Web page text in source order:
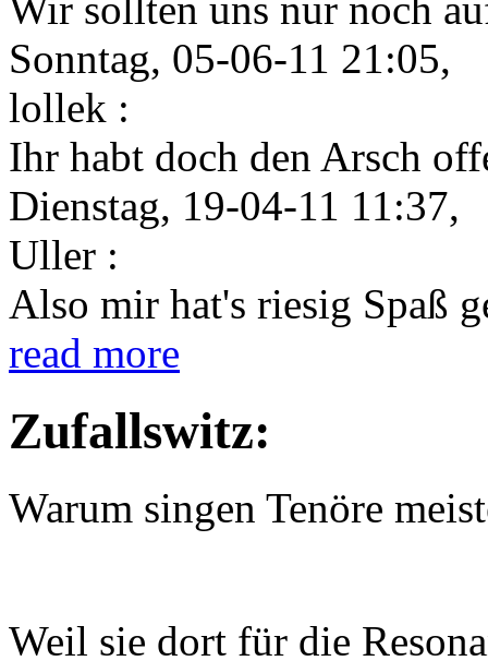
Wir sollten uns nur noch
Sonntag, 05-06-11 21:05,
lollek :
Ihr habt doch den Arsch
Dienstag, 19-04-11 11:37,
Uller :
Also mir hat's riesig Spaß
read more
Zufallswitz:
Warum singen Tenöre
Weil sie dort für die